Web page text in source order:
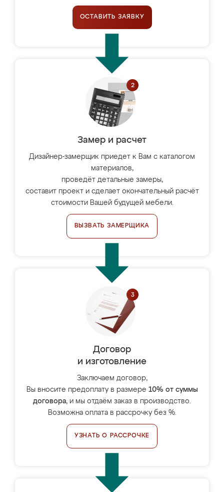
ОСТАВИТЬ ЗАЯВКУ
Замер и расчет
Дизайнер-замерщик приедет к Вам с каталогом
материалов,
проведёт детальные замеры,
составит проект и сделает окончательный расчёт
стоимости Вашей будущей мебели.
ВЫЗВАТЬ ЗАМЕРЩИКА
Договор
и изготовление
Заключаем договор,
Вы вносите предоплату в размере 10% от суммы
договора, и мы отдаём заказ в производство.
Возможна оплата в рассрочку без %.
УЗНАТЬ О РАССРОЧКЕ